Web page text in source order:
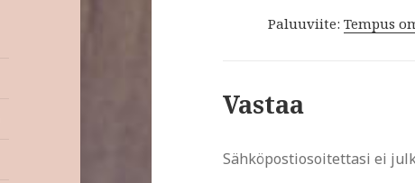
Paluuviite:Tempus
Vastaa
Sähköpostiosoitettasi ei